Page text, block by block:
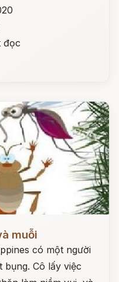
đọc
muỗi
có một người
bụng. Cô lấy việc